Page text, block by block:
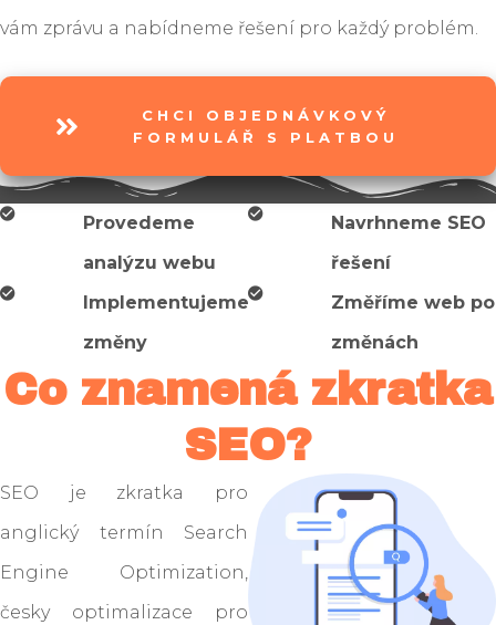
vám zprávu a nabídneme řešení pro každý problém.
CHCI OBJEDNÁVKOVÝ
FORMULÁŘ S PLATBOU
Provedeme
analýzu webu
Navrhneme SEO
řešení
Implementujeme
změny
Změříme web po
změnách
Co znamená zkratka
SEO?
SEO je zkratka pro
anglický termín Search
Engine Optimization,
česky optimalizace pro